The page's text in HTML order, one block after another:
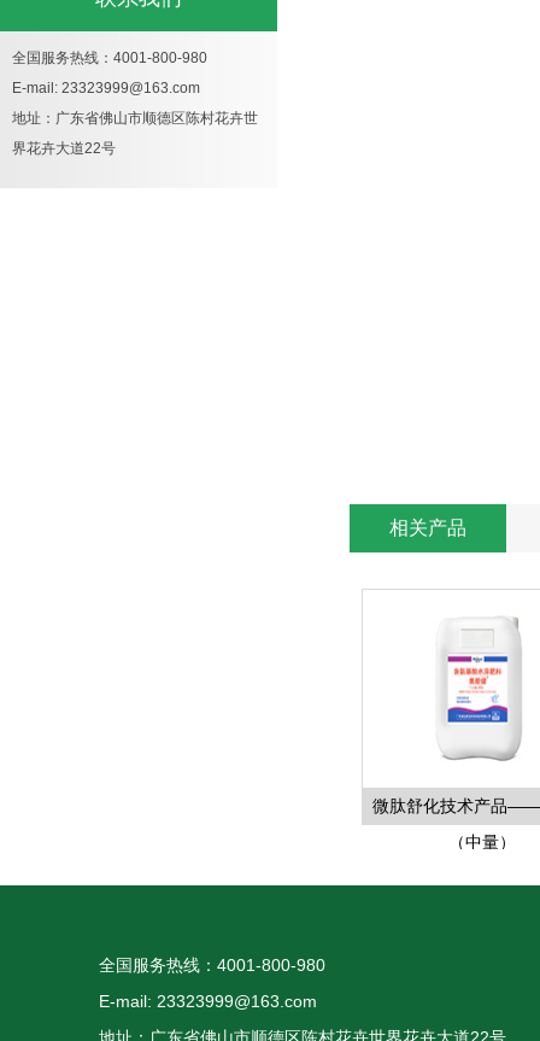
全国服务热线：4001-800-980
E-mail: 23323999@163.com
地址：广东省佛山市顺德区陈村花卉世
界花卉大道22号
相关产品
微肽舒化技术产品
（中量）
全国服务热线：4001-800-980
E-mail: 23323999@163.com
地址：广东省佛山市顺德区陈村花卉世界花卉大道22号